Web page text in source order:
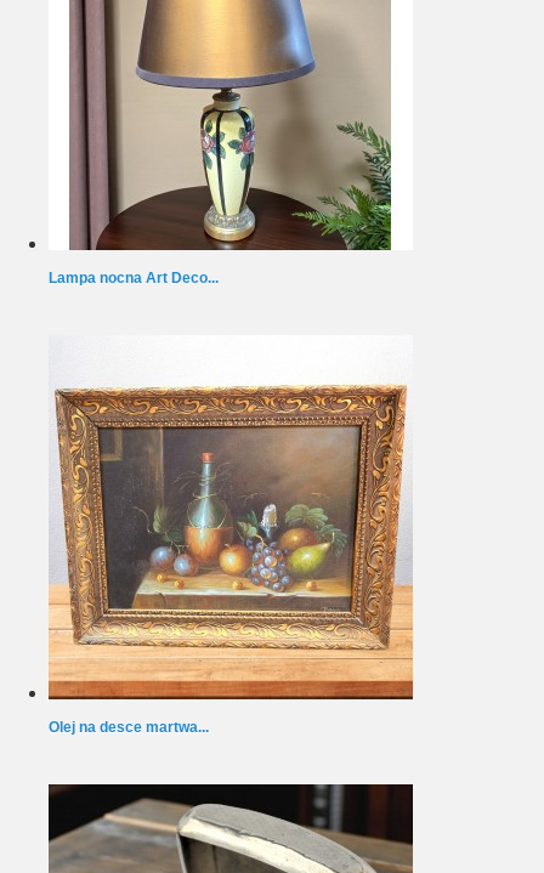
Lampa nocna Art Deco...
Olej na desce martwa...